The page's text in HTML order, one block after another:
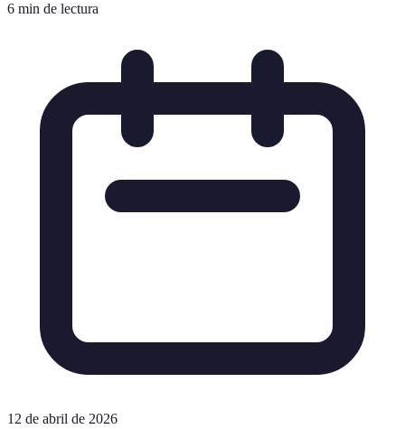
6 min de lectura
12 de abril de 2026